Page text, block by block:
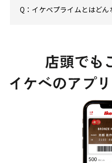
Q：イケベプライムとはどん